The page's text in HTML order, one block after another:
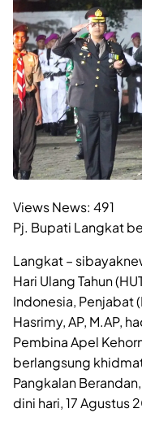
Views News: 491
Pj. Bupati Langkat
Langkat –
Hari Ulang Tahun
Indonesia, Penjabat
Hasrimy, AP, M.AP,
Pembina Apel
berlangsung khidmat
Pangkalan
dini hari, 17 Agustus